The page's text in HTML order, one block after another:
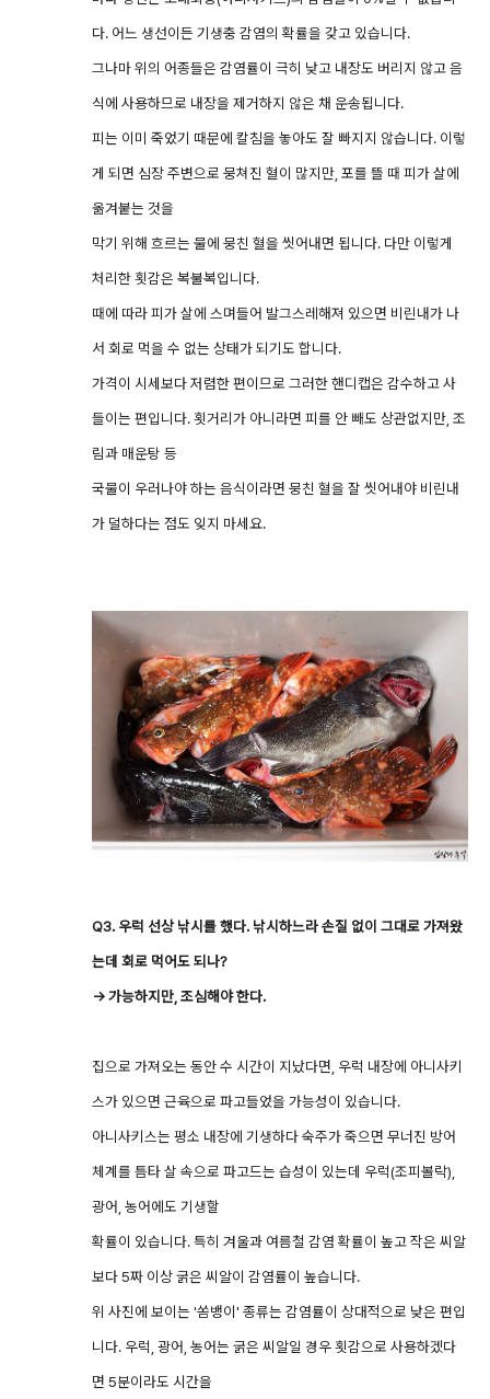
다. 어느 생선이든 기생충 감염의 확률을 갖고 있습니다.
그나마 위의 어종들은 감염률이 극히 낮고 내장도 버리지 않고 음
식에 사용하므로 내장을 제거하지 않은 채 운송됩니다.
피는 이미 죽었기 때문에 칼침을 놓아도 잘 빠지지 않습니다. 이렇
게 되면 심장 주변으로 뭉쳐진 혈이 많지만, 포를 뜰 때 피가 살에
옮겨붙는 것을
막기 위해 흐르는 물에 뭉친 혈을 씻어내면 됩니다. 다만 이렇게
처리한 횟감은 복불복입니다.
때에 따라 피가 살에 스며들어 발그스레해져 있으면 비린내가 나
서 회로 먹을 수 없는 상태가 되기도 합니다.
가격이 시세보다 저렴한 편이므로 그러한 핸디캡은 감수하고 사
들이는 편입니다. 횟거리가 아니라면 피를 안 빼도 상관없지만, 조
림과 매운탕 등
국물이 우러나야 하는 음식이라면 뭉친 혈을 잘 씻어내야 비린내
가 덜하다는 점도 잊지 마세요.
Q3. 우럭 선상 낚시를 했다. 낚시하느라 손질 없이 그대로 가져왔
는데 회로 먹어도 되나?
→ 가능하지만, 조심해야 한다.
집으로 가져오는 동안 수 시간이 지났다면, 우럭 내장에 아니사키
스가 있으면 근육으로 파고들었을 가능성이 있습니다.
아니사키스는 평소 내장에 기생하다 숙주가 죽으면 무너진 방어
체계를 틈타 살 속으로 파고드는 습성이 있는데 우럭(조피볼락),
광어, 농어에도 기생할
확률이 있습니다. 특히 겨울과 여름철 감염 확률이 높고 작은 씨알
보다 5짜 이상 굵은 씨알이 감염률이 높습니다.
위 사진에 보이는 '쏨뱅이' 종류는 감염률이 상대적으로 낮은 편입
니다. 우럭, 광어, 농어는 굵은 씨알일 경우 횟감으로 사용하겠다
면 5분이라도 시간을